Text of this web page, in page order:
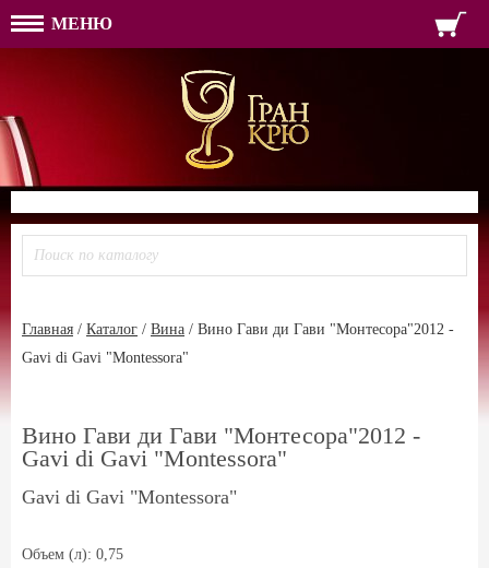
МЕНЮ
ПАРОЛЬ
ФОРМА ОБРАТНОЙ
ТЕЛЕФОН:
ИМЯ
ПАРОЛЬ
Главная / Каталог / Вина / Вино Гави ди Гави "Монтесора"2012 -
Gavi di Gavi "Montessora"
Вино Гави ди Гави "Монтесора"2012 -
Gavi di Gavi "Montessora"
Gavi di Gavi "Montessora"
Объем (л): 0,75